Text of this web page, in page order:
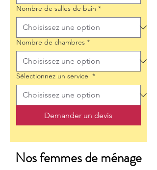
Nombre de salles de bain *
Nombre de chambres *
Sélectionnez un service *
Demander un devis
Nos femmes de ménage